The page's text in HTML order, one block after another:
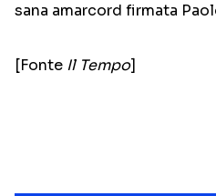
sana amarcord firmata
[Fonte Il Tempo]